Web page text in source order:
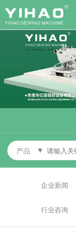
产品
企业新闻
行业咨询